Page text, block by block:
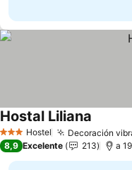
3 EstrellasHostel Decoración
Hostal Liliana
8,9 Excelente 213 a